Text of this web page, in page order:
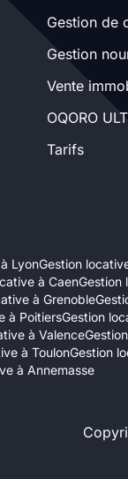
Gestion de
Gestion
Vente
OQORO
Tarifs
LyonGestion
à CaenGestion
à Grenoble
à PoitiersGestion
à Valence
à ToulonGestion
à Annemasse